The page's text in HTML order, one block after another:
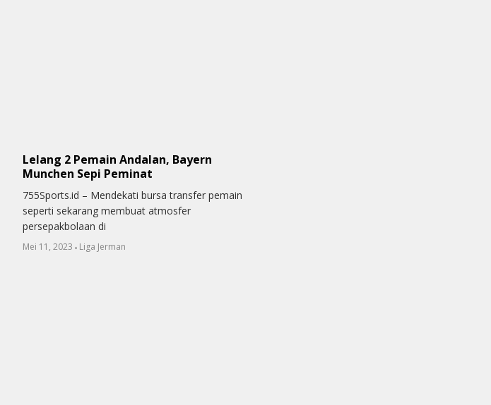
Lelang 2 Pemain Andalan, Bayern
Munchen Sepi Peminat
755Sports.id – Mendekati bursa transfer pemain
seperti sekarang membuat atmosfer
persepakbolaan di
Mei 11, 2023 - Liga Jerman